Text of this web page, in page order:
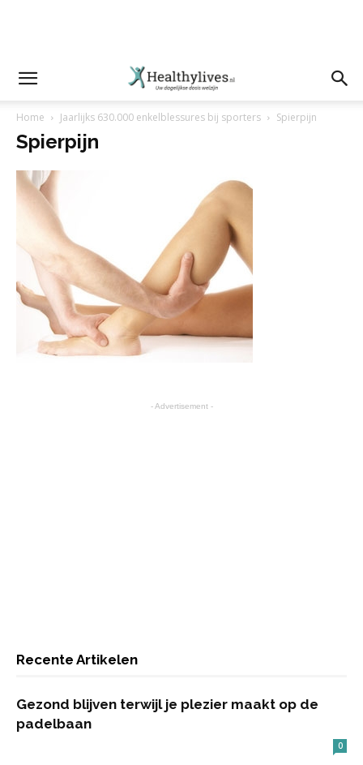
Home Jaarlijks 630.000 enkelblessures bij sporters Spierpijn
Spierpijn
- Advertisement -
Recente Artikelen
Gezond blijven terwijl je plezier maakt op de
padelbaan
0